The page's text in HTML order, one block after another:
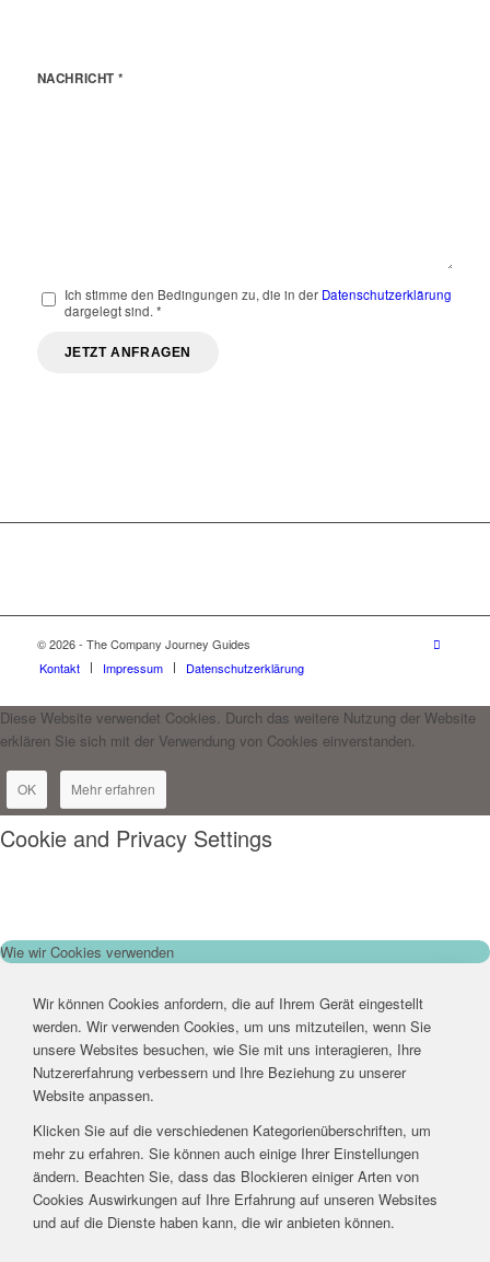
NACHRICHT*
Ich stimme den Bedingungen zu, die in der Datenschutzerklärung
dargelegt sind.*
© 2026 - The Company Journey Guides
Kontakt
Impressum Datenschutzerklärung
Diese Website verwendet Cookies. Durch das weitere Nutzung der Website
erklären Sie sich mit der Verwendung von Cookies einverstanden.
OK Mehr erfahren
Cookie and Privacy Settings
Wie wir Cookies verwenden
Wir können Cookies anfordern, die auf Ihrem Gerät eingestellt
werden. Wir verwenden Cookies, um uns mitzuteilen, wenn Sie
unsere Websites besuchen, wie Sie mit uns interagieren, Ihre
Nutzererfahrung verbessern und Ihre Beziehung zu unserer
Website anpassen.
Klicken Sie auf die verschiedenen Kategorienüberschriften, um
mehr zu erfahren. Sie können auch einige Ihrer Einstellungen
ändern. Beachten Sie, dass das Blockieren einiger Arten von
Cookies Auswirkungen auf Ihre Erfahrung auf unseren Websites
und auf die Dienste haben kann, die wir anbieten können.